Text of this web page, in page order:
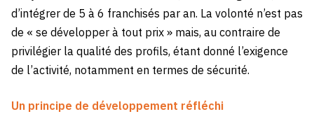
d’intégrer de 5 à 6 franchisés par an. La volonté n’est pas
de « se développer à tout prix » mais, au contraire de
privilégier la qualité des profils, étant donné l’exigence
de l’activité, notamment en termes de sécurité.
Un principe de développement réfléchi